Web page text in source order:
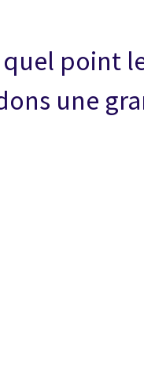
quel point
une